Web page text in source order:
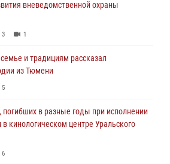
вневедомственной охраны
3 1
и традициям рассказал
из Тюмени
5
в разные годы при исполнении
в кинологическом центре Уральского
6